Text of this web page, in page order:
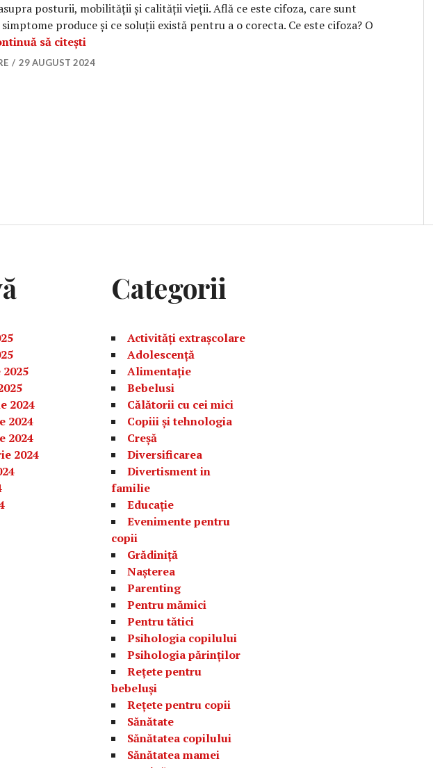
posturii, mobilității și calității vieții. Află ce este cifoza, care sunt
simptome produce și ce soluții există pentru a o corecta. Ce este cifoza? O
să citești
29 AUGUST 2024
2024
2024
2024
2024
Categorii
Activități extrașcolare
Adolescență
Alimentație
Bebelusi
Călătorii cu cei mici
Copiii și tehnologia
Creșă
Diversificarea
Divertisment in
familie
Educație
Evenimente pentru
copii
Grădiniță
Nașterea
Parenting
Pentru mămici
Pentru tătici
Psihologia copilului
Psihologia părinților
Rețete pentru
bebeluși
Rețete pentru copii
Sănătate
Sănătatea copilului
Sănătatea mamei